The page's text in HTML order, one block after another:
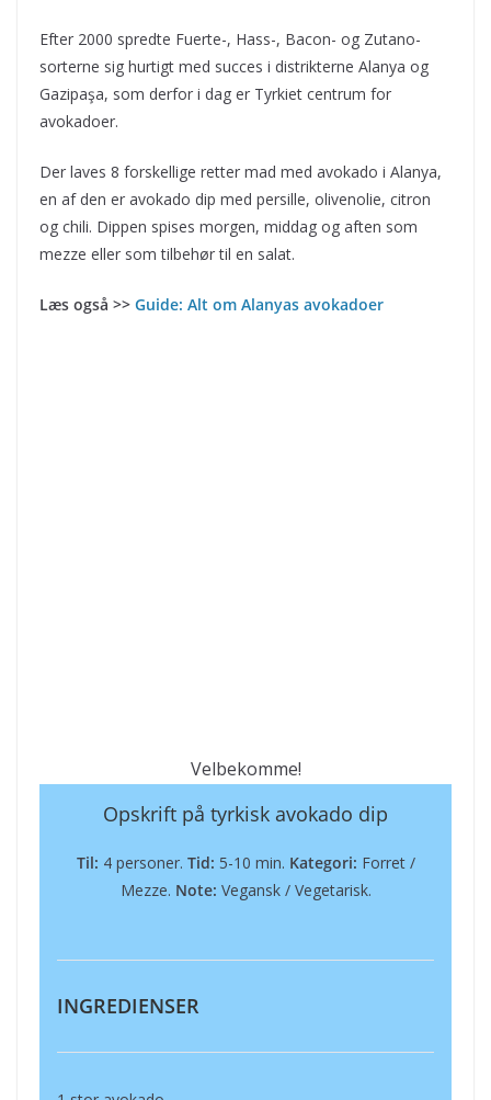
Efter 2000 spredte Fuerte-, Hass-, Bacon- og Zutano-
sorterne sig hurtigt med succes i distrikterne Alanya og
Gazipaşa, som derfor i dag er Tyrkiet centrum for
avokadoer.
Der laves 8 forskellige retter mad med avokado i Alanya,
en af den er avokado dip med persille, olivenolie, citron
og chili. Dippen spises morgen, middag og aften som
mezze eller som tilbehør til en salat.
Læs også >> Guide: Alt om Alanyas avokadoer
Velbekomme!
Opskrift på tyrkisk avokado dip
Til: 4 personer. Tid: 5-10 min. Kategori: Forret /
Mezze. Note: Vegansk / Vegetarisk.
INGREDIENSER